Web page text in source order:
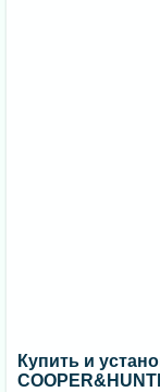
Купить и